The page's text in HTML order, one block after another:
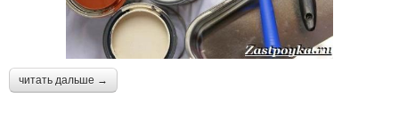
читать дальше →